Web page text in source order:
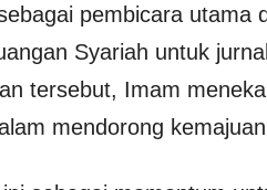
pembicara utama
Syariah untuk
tersebut, Imam
mendorong